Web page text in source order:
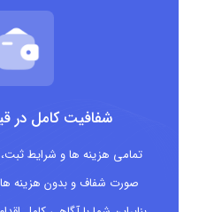
شفافیت کامل در
تمامی هزینه ها و شرایط ثبت،
صورت شفاف و بدون هزینه